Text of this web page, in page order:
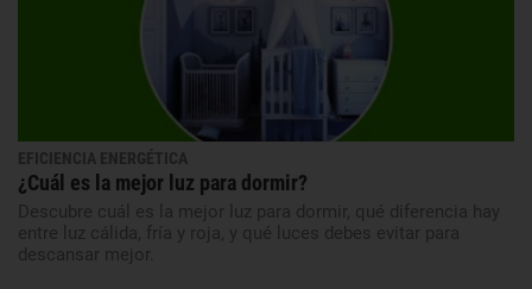
EFICIENCIA ENERGÉTICA
¿Cuál es la mejor luz para dormir?
Descubre cuál es la mejor luz para dormir, qué diferencia hay
entre luz cálida, fría y roja, y qué luces debes evitar para
descansar mejor.